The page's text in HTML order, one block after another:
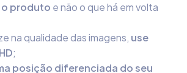
produto e não o que há em volta
na qualidade das imagens, use
;
posição diferenciada do seu